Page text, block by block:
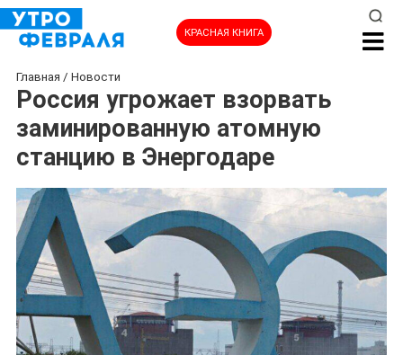
КРАСНАЯ КНИГА
Главная / Новости
Россия угрожает взорвать
заминированную атомную
станцию в Энергодаре